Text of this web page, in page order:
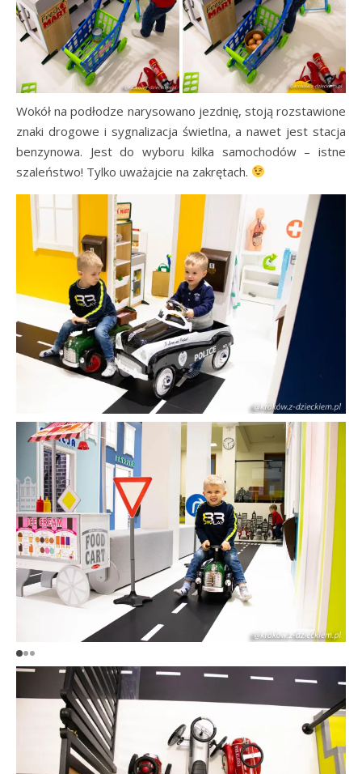
Wokół na podłodze narysowano jezdnię, stoją rozstawione
znaki drogowe i sygnalizacja świetlna, a nawet jest stacja
benzynowa. Jest do wyboru kilka samochodów – istne
szaleństwo! Tylko uważajcie na zakrętach.